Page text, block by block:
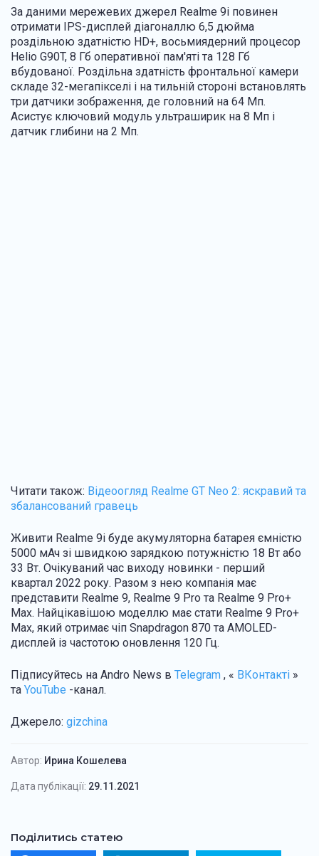
За даними мережевих джерел Realme 9i повинен
отримати IPS-дисплей діагоналлю 6,5 дюйма
роздільною здатністю HD+, восьмиядерний процесор
Helio G90T, 8 Гб оперативної пам'яті та 128 Гб
вбудованої. Роздільна здатність фронтальної камери
складе 32-мегапікселі і на тильній стороні встановлять
три датчики зображення, де головний на 64 Мп.
Асистує ключовий модуль ультраширик на 8 Мп і
датчик глибини на 2 Мп.
Читати також: Відеоогляд Realme GT Neo 2: яскравий та
збалансований гравець
Живити Realme 9i буде акумуляторна батарея ємністю
5000 мАч зі швидкою зарядкою потужністю 18 Вт або
33 Вт. Очікуваний час виходу новинки - перший
квартал 2022 року. Разом з нею компанія має
представити Realme 9, Realme 9 Pro та Realme 9 Pro+
Max. Найцікавішою моделлю має стати Realme 9 Pro+
Max, який отримає чіп Snapdragon 870 та AMOLED-
дисплей із частотою оновлення 120 Гц.
Підписуйтесь на Andro News в Telegram , « ВКонтакті »
та YouTube -канал.
Джерело: gizchina
Автор: Ирина Кошелева
Дата публікації: 29.11.2021
Поділитись статею